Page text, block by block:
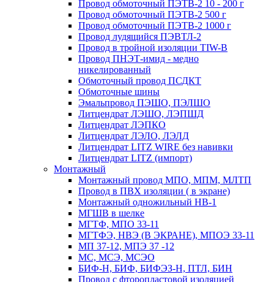
Провод обмоточный ПЭТВ-2 10 - 200 г
Провод обмоточный ПЭТВ-2 500 г
Провод обмоточный ПЭТВ-2 1000 г
Провод лудящийся ПЭВТЛ-2
Провод в тройной изоляции TIW-B
Провод ПНЭТ-имид - медно
никелированный
Обмоточный провод ПСДКТ
Обмоточные шины
Эмальпровод ПЭШО, ПЭЛШО
Литцендрат ЛЭШО, ЛЭПШД
Литцендрат ЛЭПКО
Литцендрат ЛЭЛО, ЛЭЛД
Литцендрат LITZ WIRE без навивки
Литцендрат LITZ (импорт)
Монтажный
Монтажный провод МПО, МПМ, МЛТП
Провод в ПВХ изоляции ( в экране)
Монтажный одножильный HB-1
МГШВ в шелке
МГТФ, МПО 33-11
МГТФЭ, НВЭ (В ЭКРАНЕ), МПОЭ 33-11
МП 37-12, МПЭ 37 -12
МС, МСЭ, МСЭО
БИФ-Н, БИФ, БИФЭЗ-Н, ПТЛ, БИН
Провод с фторопластовой изоляцией